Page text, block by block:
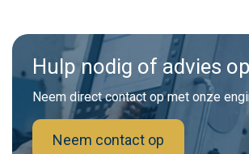
Hulp nodig of advies
Neem direct contact op met onze
Neem contact op